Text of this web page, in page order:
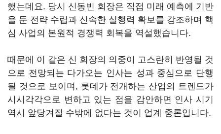
했는데요. 당시 신동빈 회장은 직접 미래 예측에 기반
을 둔 전략 수립과 신속한 실행력 확보를 강조하며 핵
심 사업의 본원적 경쟁력 회복을 역설했습니다.
때문에 이 같은 신 회장의 의중이 고스란히 반영될 것
으로 전망되는 다가오는 인사는 성과 중심으로 단행
될 것으로 보이며, 롯데가 전개하는 산업의 트렌드가
시시각각으로 변하고 있는 점을 감안하면 인사 시기
역시 앞당겨질 수밖에 없다는 것이 업계 중론입니다.